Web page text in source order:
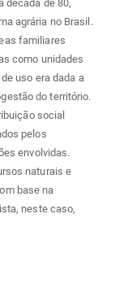
década de 80,
agrária no Brasil.
familiares
como unidades
uso era dada a
do território.
social
pelos
envolvidas.
naturais e
base na
neste caso,